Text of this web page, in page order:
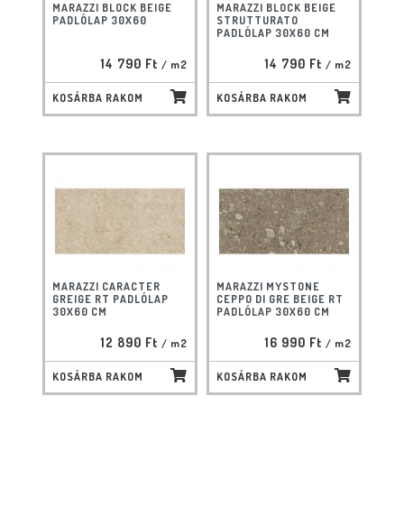
MARAZZI BLOCK BEIGE
PADLÓLAP 30X60
14 790 Ft / m2
KOSÁRBA RAKOM
MARAZZI BLOCK BEIGE
STRUTTURATO
PADLÓLAP 30X60 CM
14 790 Ft / m2
KOSÁRBA RAKOM
MARAZZI CARACTER
GREIGE RT PADLÓLAP
30X60 CM
12 890 Ft / m2
KOSÁRBA RAKOM
MARAZZI MYSTONE
CEPPO DI GRE BEIGE RT
PADLÓLAP 30X60 CM
16 990 Ft / m2
KOSÁRBA RAKOM